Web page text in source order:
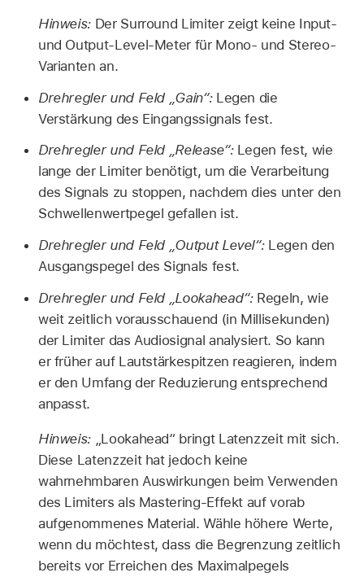
Hinweis: Der Surround Limiter zeigt keine Input-
und Output-Level-Meter für Mono- und Stereo-
Varianten an.
Drehregler und Feld „Gain“:Legen die
Verstärkung des Eingangssignals fest.
Drehregler und Feld „Release“:Legen fest, wie
lange der Limiter benötigt, um die Verarbeitung
des Signals zu stoppen, nachdem dies unter den
Schwellenwertpegel gefallen ist.
Drehregler und Feld „Output Level“:Legen den
Ausgangspegel des Signals fest.
Drehregler und Feld „Lookahead“:Regeln, wie
weit zeitlich vorausschauend (in Millisekunden)
der Limiter das Audiosignal analysiert. So kann
er früher auf Lautstärkespitzen reagieren, indem
er den Umfang der Reduzierung entsprechend
anpasst.
Hinweis:
„Lookahead“ bringt Latenzzeit mit sich.
Diese Latenzzeit hat jedoch keine
wahrnehmbaren Auswirkungen beim Verwenden
des Limiters als Mastering-Effekt auf vorab
aufgenommenes Material. Wähle höhere Werte,
wenn du möchtest, dass die Begrenzung zeitlich
bereits vor Erreichen des Maximalpegels